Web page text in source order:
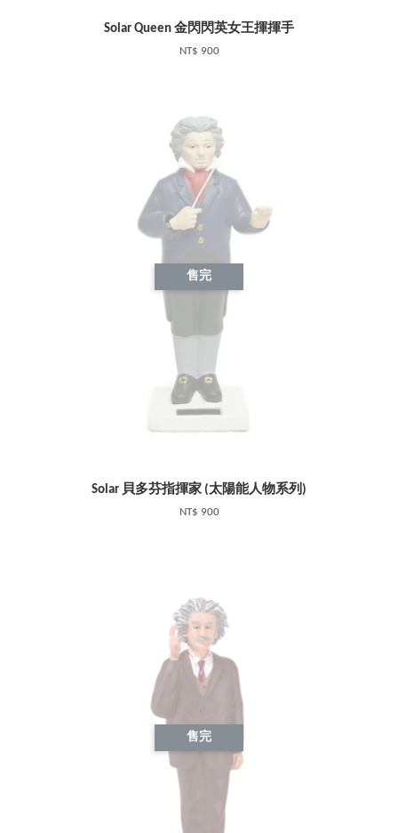
Solar Queen 金閃閃英女王揮揮手
NT$ 900
售完
Solar 貝多芬指揮家 (太陽能人物系列)
NT$ 900
售完